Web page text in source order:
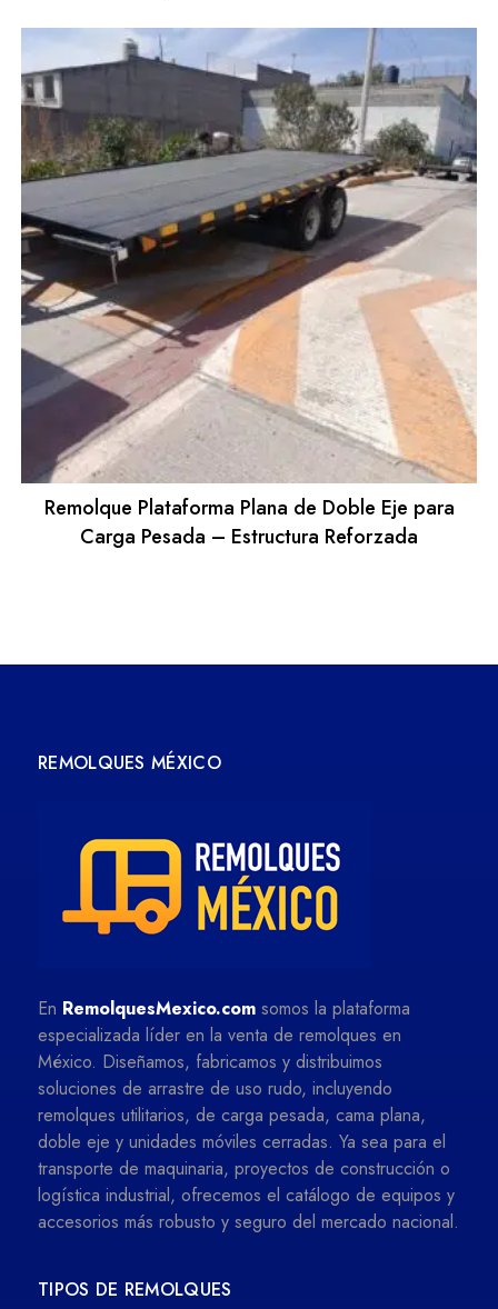
Remolque Plataforma Plana de Doble Eje para
Carga Pesada – Estructura Reforzada
REMOLQUES MÉXICO
En RemolquesMexico.com somos la plataforma
especializada líder en la venta de remolques en
México. Diseñamos, fabricamos y distribuimos
soluciones de arrastre de uso rudo, incluyendo
remolques utilitarios, de carga pesada, cama plana,
doble eje y unidades móviles cerradas. Ya sea para el
transporte de maquinaria, proyectos de construcción o
logística industrial, ofrecemos el catálogo de equipos y
accesorios más robusto y seguro del mercado nacional.
TIPOS DE REMOLQUES